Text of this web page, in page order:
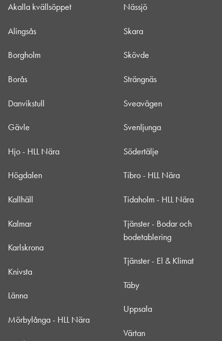
Akalla kvällsöppet
Alingsås
Borgholm
Borås
Danvikstull
Gävle
Hjo - HLL Nära
Högdalen
Kallhäll
Kalmar
Karlskrona
Knivsta
Länna
Mörbylånga - HLL Nära
Nässjö
Skara
Skövde
Strängnäs
Sveavägen
Svenljunga
Södertälje
Tibro - HLL Nära
Tidaholm - HLL Nära
Tjänster - Bodar och
bodetablering
Tjänster - El & Klimat
Täby
Uppsala
Värtan